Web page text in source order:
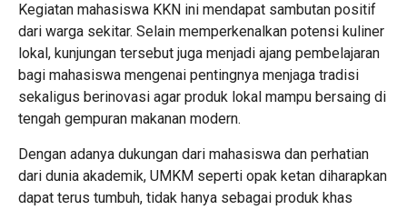
Kegiatan mahasiswa KKN ini mendapat sambutan positif
dari warga sekitar. Selain memperkenalkan potensi kuliner
lokal, kunjungan tersebut juga menjadi ajang pembelajaran
bagi mahasiswa mengenai pentingnya menjaga tradisi
sekaligus berinovasi agar produk lokal mampu bersaing di
tengah gempuran makanan modern.
Dengan adanya dukungan dari mahasiswa dan perhatian
dari dunia akademik, UMKM seperti opak ketan diharapkan
dapat terus tumbuh, tidak hanya sebagai produk khas